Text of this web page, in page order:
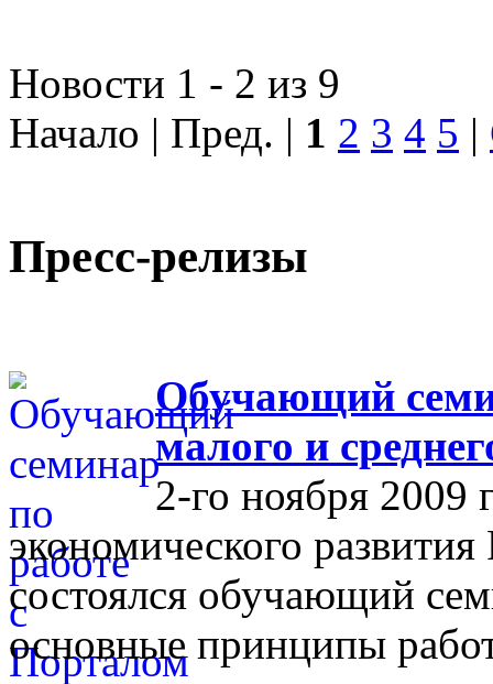
Новости 1 - 2 из 9
Начало | Пред. | 1 2 3 4 5 |
Пресс-релизы
Обучающий
малого и
2-го ноября 2009
экономического
состоялся обучающий
основные принципы